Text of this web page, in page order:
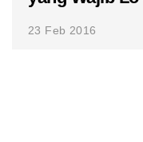
23 Feb 2016